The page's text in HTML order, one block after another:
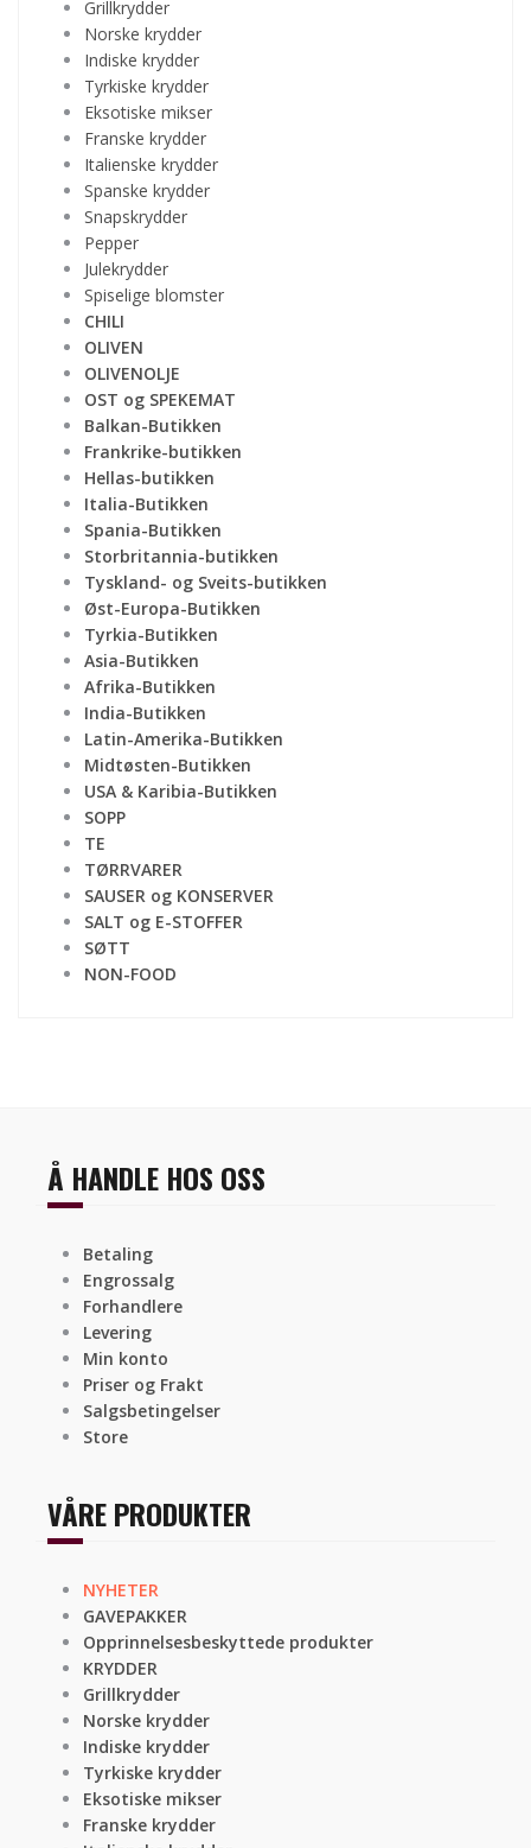
Grillkrydder
Norske krydder
Indiske krydder
Tyrkiske krydder
Eksotiske mikser
Franske krydder
Italienske krydder
Spanske krydder
Snapskrydder
Pepper
Julekrydder
Spiselige blomster
CHILI
OLIVEN
OLIVENOLJE
OST og SPEKEMAT
Balkan-Butikken
Frankrike-butikken
Hellas-butikken
Italia-Butikken
Spania-Butikken
Storbritannia-butikken
Tyskland- og Sveits-butikken
Øst-Europa-Butikken
Tyrkia-Butikken
Asia-Butikken
Afrika-Butikken
India-Butikken
Latin-Amerika-Butikken
Midtøsten-Butikken
USA & Karibia-Butikken
SOPP
TE
TØRRVARER
SAUSER og KONSERVER
SALT og E-STOFFER
SØTT
NON-FOOD
Å HANDLE HOS OSS
Betaling
Engrossalg
Forhandlere
Levering
Min konto
Priser og Frakt
Salgsbetingelser
Store
VÅRE PRODUKTER
NYHETER
GAVEPAKKER
Opprinnelsesbeskyttede produkter
KRYDDER
Grillkrydder
Norske krydder
Indiske krydder
Tyrkiske krydder
Eksotiske mikser
Franske krydder